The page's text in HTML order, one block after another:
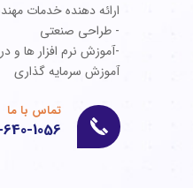
ارائه دهنده خدمات
- طراحی صنعتی
-آموزش نرم افزار ها
آموزش سرمایه گذاری
تماس با ما
1056